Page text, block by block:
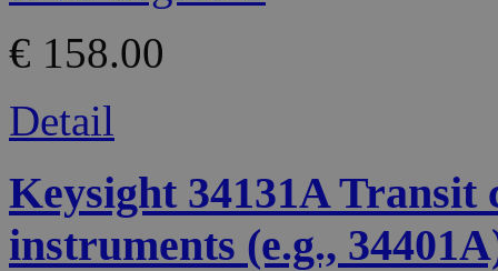
€ 158.00
Detail
Keysight 34131A
instruments (e.g.,